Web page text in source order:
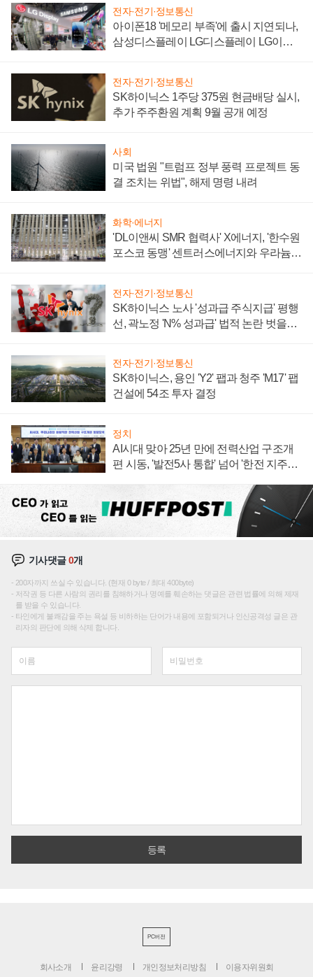
전자·전기·정보통신
아이폰18 '메모리 부족'에 출시 지연되나,
삼성디스플레이 LG디스플레이 LG이노
전자·전기·정보통신
SK하이닉스 1주당 375원 현금배당 실시,
추가 주주환원 계획 9월 공개 예정
사회
미국 법원 "트럼프 정부 풍력 프로젝트 동
결 조치는 위법", 해제 명령 내려
화학·에너지
'DL이앤씨 SMR 협력사' X에너지, '한수원
포스코 동맹' 센트러스에너지와 우라늄
전자·전기·정보통신
SK하이닉스 노사 '성과급 주식지급' 평행
선, 곽노정 'N% 성과급' 법적 논란 벗을지
전자·전기·정보통신
SK하이닉스, 용인 'Y2' 팹과 청주 'M17' 팹
건설에 54조 투자 결정
정치
AI시대 맞아 25년 만에 전력산업 구조개
편 시동, '발전5사 통합' 넘어 '한전 지주사'
기사댓글0개
200자까지 쓰실 수 있습니다. (현재 0 byte / 최대 400byte)
저작권 등 다른 사람의 권리를 침해하거나 명예를 훼손하는 댓글은 관련 법률에 의해 제재
를 받을 수 있습니다.
타인에게 불쾌감을 주는 욕설 등 비하하는 단어가 내용에 포함되거나 인신공격성 글은 관
리자의 판단에 의해 삭제 합니다.
PC버전
회사소개 윤리강령 개인정보처리방침 이용자위원회